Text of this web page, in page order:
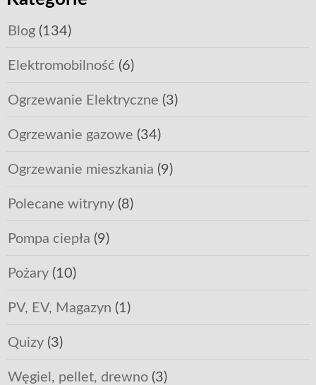
Blog(134)
Elektromobilność (6)
Ogrzewanie Elektryczne (3)
Ogrzewanie gazowe (34)
Ogrzewanie mieszkania (9)
Polecane witryny(8)
Pompa ciepła (9)
Pożary(10)
PV, EV, Magazyn (1)
Quizy(3)
Węgiel, pellet, drewno(3)